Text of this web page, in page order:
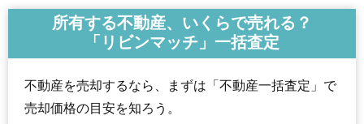
大神宮下駅（3分）、船橋駅（15分）
相場 1,770万円～1,970万円
マンションナビで
無料一括査定をする
所有する不動産、いくらで売れる？
「リビンマッチ」一括査定
不動産を売却するなら、まずは「不動産一括査定」で
売却価格の目安を知ろう。